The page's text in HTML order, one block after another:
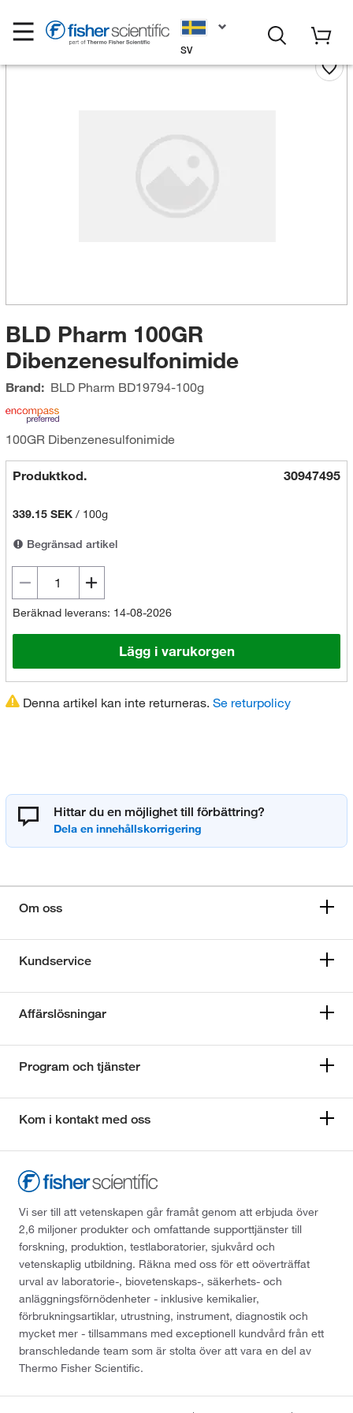
SV
BLD Pharm 100GR
Dibenzenesulfonimide
Brand: BLD Pharm BD19794-100g
100GR Dibenzenesulfonimide
Produktkod. 30947495
339.15 SEK/ 100g
Begränsad artikel
Beräknad leverans: 14-08-2026
Lägg i varukorgen
Denna artikel kan inte returneras. Se returpolicy
Hittar du en möjlighet till förbättring?
Om oss
Kundservice
Affärslösningar
Program och tjänster
Kom i kontakt med oss
Vi ser till att vetenskapen går framåt genom att erbjuda över
2,6 miljoner produkter och omfattande supporttjänster till
forskning, produktion, testlaboratorier, sjukvård och
vetenskaplig utbildning. Räkna med oss för ett oöverträffat
urval av laboratorie-, biovetenskaps-, säkerhets- och
anläggningsförnödenheter - inklusive kemikalier,
förbrukningsartiklar, utrustning, instrument, diagnostik och
mycket mer - tillsammans med exceptionell kundvård från ett
branschledande team som är stolta över att vara en del av
Thermo Fisher Scientific.